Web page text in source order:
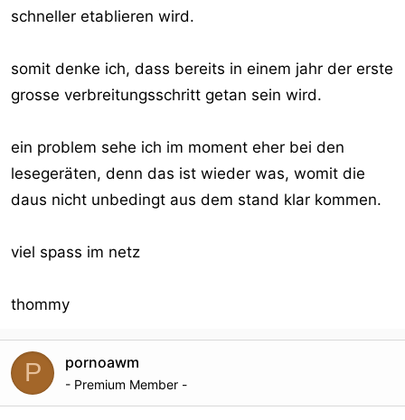
schneller etablieren wird.
somit denke ich, dass bereits in einem jahr der erste
grosse verbreitungsschritt getan sein wird.
ein problem sehe ich im moment eher bei den
lesegeräten, denn das ist wieder was, womit die
daus nicht unbedingt aus dem stand klar kommen.
viel spass im netz
thommy
P pornoawm
- Premium Member -